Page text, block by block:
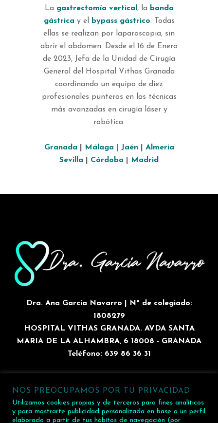
La gastrectomía vertical , la banda
gástrica y el bypass gástrico. Todas
ellas se realizan por laparoscopia, sin
abrir el abdomen. Desde el 16 de Enero
de 2023, Jefa de la Unidad de Cirugía
General del Hospital Vithas Granada
coordinando un equipo de diez
profesionales punteros en las técnicas
más avanzadas en cirugía láser y
robótica.
Granada Málaga Jaén| Almería
Sevilla
Córdoba Madrid
Dra. Ana García Navarro | Nº de colegiado:
1808279
HOSPITAL VITHAS GRANADA. AVDA SANTA
MARIA DE LA ALHAMBRA, 6 18008 - GRANADA
Teléfono: 639 86 36 31
2026 Dra. Ana García Navarro | HOSPITAL VITHAS
GRANADA. AVDA SANTA MARIA DE LA ALHAMBRA, 6
NOS PREOCUPAMOS POR TU PRIVACIDAD
Utilizamos cookies propias y de terceros para fines analíticos
y para mostrarte publicidad personalizada en base a un perfil
elaborado a partir de tus hábitos de navegación (por